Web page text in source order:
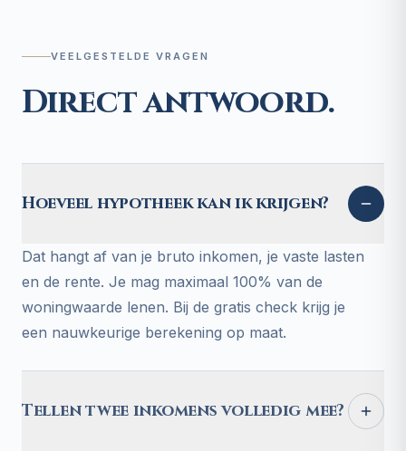
VEELGESTELDE VRAGEN
Direct antwoord.
Hoeveel hypotheek kan ik krijgen?
Dat hangt af van je bruto inkomen, je vaste lasten
en de rente. Je mag maximaal 100% van de
woningwaarde lenen. Bij de gratis check krijg je
een nauwkeurige berekening op maat.
Tellen twee inkomens volledig mee?